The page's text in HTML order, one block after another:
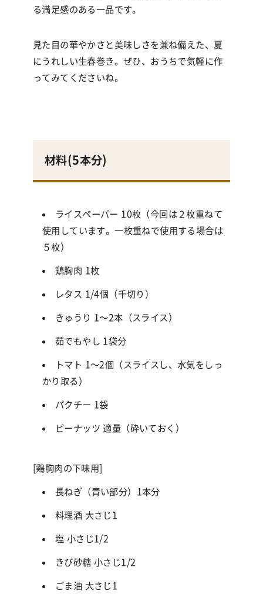
る満足感のある一品です。
見た目の華やかさと美味しさを兼ね備えた、夏
にうれしい生春巻き。 ぜひ、おうちで気軽に作
ってみてくださいね。
材料(5本分)
ライスペーパー 10枚（今回は２枚重ねて
使用しています。一枚重ねで使用する場合は
５枚）
鶏胸肉 1枚
レタス 1/4個（千切り）
きゅうり 1〜2本（スライス）
茹でもやし 1 袋分
トマト 1〜2個（スライスし、水気をしっ
かり取る）
パクチー 1袋
ピーナッツ 適量（砕いておく）
[鶏胸肉の下味用]
長ねぎ（青い部分） 1 本分
料理酒 大さじ 1
塩 小さじ1/2
きび砂糖 小さじ1/2
ごま油 大さじ 1